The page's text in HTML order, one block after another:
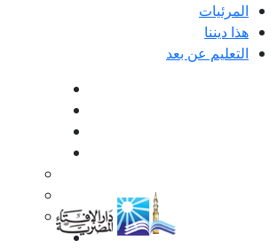
المرئيات
هذا ديننا
التعليم عن بعد